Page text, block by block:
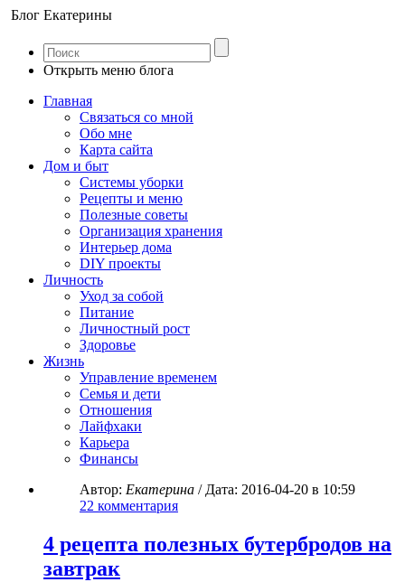
Блог Екатерины
Открыть меню блога
Главная
Связаться со мной
Обо мне
Карта сайта
Дом и быт
Системы уборки
Рецепты и меню
Полезные советы
Организация хранения
Интерьер дома
DIY проекты
Личность
Уход за собой
Питание
Личностный рост
Здоровье
Жизнь
Управление временем
Семья и дети
Отношения
Лайфхаки
Карьера
Финансы
Автор: Екатерина / Дата: 2016-04-20 в 10:59
22 комментария
4 рецепта полезных бутербродов на
завтрак